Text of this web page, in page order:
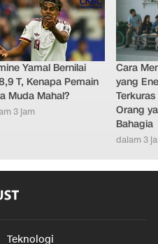
Yamal Bernilai
T, Kenapa Pemain
Muda Mahal?
3 jam
Cara
yang
Orang
Bahagia
dalam 3
Teknologi